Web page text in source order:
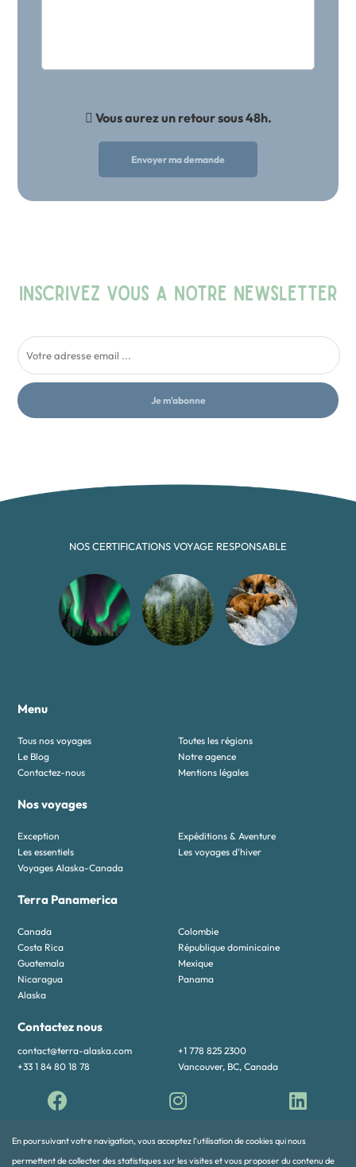
Vous aurez un retour sous 48h.
Envoyer ma demande
En poursuivant votre navigation, vous acceptez l’utilisation de cookies qui nous
permettent de collecter des statistiques sur les visites et vous proposer du contenu de
INSCRIVEZ VOUS A NOTRE NEWSLETTER
Je m'abonne
NOS CERTIFICATIONS VOYAGE RESPONSABLE
Menu
Tous nos voyages
Toutes les régions
Le Blog
Notre agence
Contactez-nous
Mentions légales
Nos voyages
Exception
Expéditions & Aventure
Les essentiels
Les voyages d'hiver
Voyages Alaska-Canada
Terra Panamerica
Canada
Colombie
Costa Rica
République dominicaine
Guatemala
Mexique
Nicaragua
Panama
Alaska
Contactez nous
contact@terra-alaska.com
+1 778 825 2300
+33 1 84 80 18 78
Vancouver, BC, Canada